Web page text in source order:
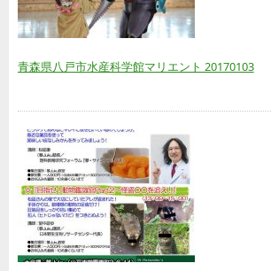
青森県八戸市水産科学館マリエント 20170103